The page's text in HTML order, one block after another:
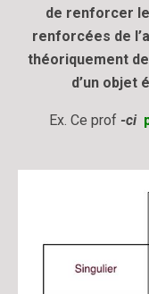
de renforcer
renforcées de
théoriquement
d’un objet
Ex. Ce prof -ci